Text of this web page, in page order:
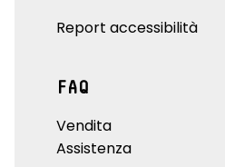
Report accessibilità
FAQ
Vendita
Assistenza